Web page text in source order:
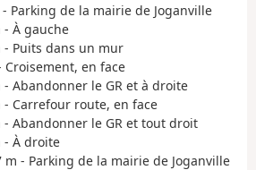
Parking de la mairie de Joganville
- À gauche
- Puits dans un mur
Croisement, en face
- Abandonner le GR et à droite
- Carrefour route, en face
- Abandonner le GR et tout droit
- À droite
m - Parking de la mairie de Joganville